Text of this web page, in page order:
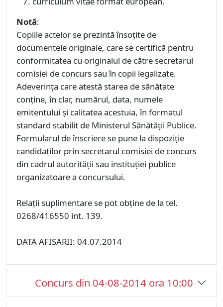
Notă:
Copiile actelor se prezintă însoţite de
documentele originale, care se certifică pentru
conformitatea cu originalul de către secretarul
comisiei de concurs sau în copii legalizate.
Adeverinţa care atestă starea de sănătate
conţine, în clar, numărul, data, numele
emitentului şi calitatea acestuia, în formatul
standard stabilit de Ministerul Sănătăţii Publice.
Formularul de înscriere se pune la dispoziţie
candidaţilor prin secretarul comisiei de concurs
din cadrul autorităţii sau instituţiei publice
organizatoare a concursului.
Relaţii suplimentare se pot obţine de la tel.
0268/416550 int. 139.
DATA AFISARII: 04.07.2014
Concurs din 04-08-2014 ora 10:00